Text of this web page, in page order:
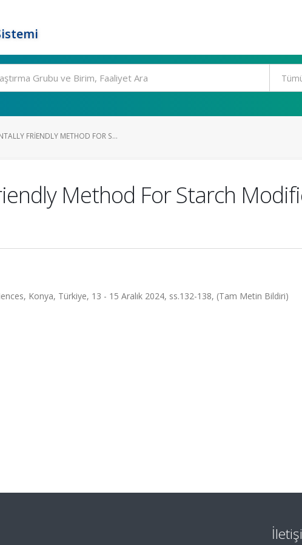
FRIENDLY METHOD FOR S...
Method For Starch
Konya, Türkiye, 13 - 15 Aralık 2024, ss.132-138, (Tam Metin Bildiri)